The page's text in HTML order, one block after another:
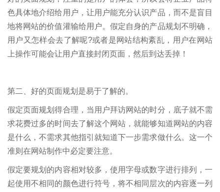
色具体地介绍给用户，让用户能充分认识产品，而不是盲目
地将网站的价值灌输给用户。假定自身的产品规划不明确，
用户又怎样会去了解呢?或者是网站结构紊乱，用户在网站
上操作可能会让用户直接封闭页面，然后到达丢掉！
第二、好的页面规划是易于了解的。
假定页面规划得合理，当用户拜访网站的时分，底子就不需
求花费过多的时间去了解这个网站，就能够知道网站的内容
是什么，不需求其他指引就知道下一步需求做什么。这一个
准则在网站制作中必定要注意。
假定要规划的内容相对较多，使用字母或数字进行排列，一
起使用不相同的颜色进行符号，将不相同层次的内容逐一列